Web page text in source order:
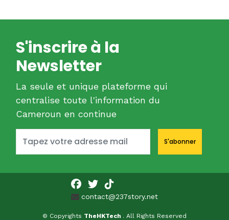
S'inscrire à la
Newsletter
La seule et unique plateforme qui
centralise toute l'information du
Cameroun en continue
S'abonner
contact@237story.net
© Copyrights TheHKTech . All Rights Reserved